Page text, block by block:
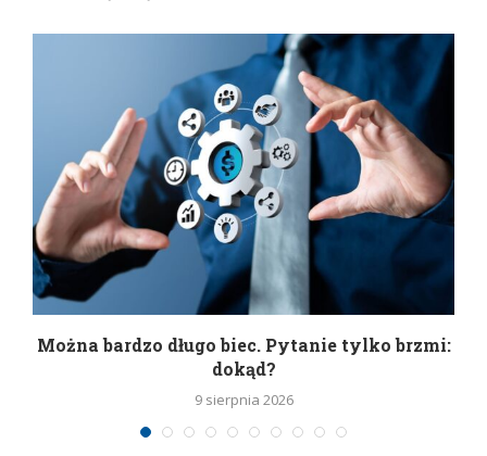
Można bardzo długo biec. Pytanie tylko brzmi:
dokąd?
9 sierpnia 2026